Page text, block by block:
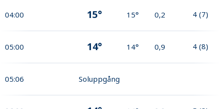
04:00 15° 15° 0,2 4 (7)
05:00 14° 14° 0,9 4 (8)
05:06 Soluppgång